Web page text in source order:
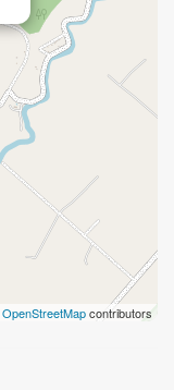
OpenStreetMapcontributors